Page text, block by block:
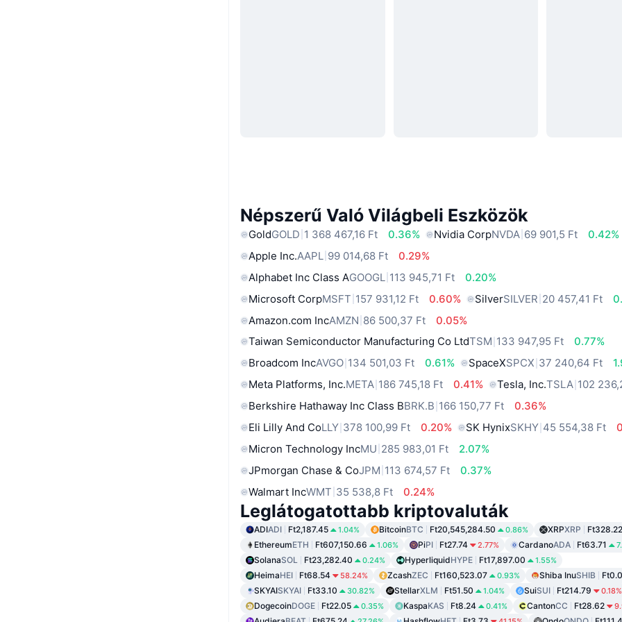
Népszerű Való Világbeli Eszközök
GoldGOLD 1 368 467,16 Ft 0.36% Nvidia CorpNVDA 69 901,5 Ft
0.42%
Apple Inc.AAPL 99 014,68 Ft
0.29%
Alphabet Inc Class AGOOGL 113 945,71 Ft
0.20%
Microsoft CorpMSFT 157 931,12 Ft 0.60% SilverSILVER 20 457,41 Ft
Amazon.com IncAMZN 86 500,37 Ft
0.05%
Taiwan Semiconductor Manufacturing Co LtdTSM 133 947,95 Ft
0.77%
Broadcom IncAVGO 134 501,03 Ft 0.61% SpaceXSPCX 37 240,64 Ft
Meta Platforms, Inc.META 186 745,18 Ft 0.41% Tesla, Inc.TSLA 102
Berkshire Hathaway Inc Class BBRK.B 166 150,77 Ft
0.36%
Eli Lilly And CoLLY 378 100,99 Ft 0.20% SK HynixSKHY 45 554,38 Ft
Micron Technology IncMU 285 983,01 Ft
2.07%
JPmorgan Chase & CoJPM 113 674,57 Ft
0.37%
Walmart IncWMT 35 538,8 Ft 0.24%
Leglátogatottabb kriptovaluták
ADIADI Ft2,187.45 1.04% BitcoinBTC Ft20,545,284.50 0.86% XRPXRP
Ft328.22
EthereumETH Ft607,150.66 1.06% PiPI Ft27.74 2.77% CardanoADA Ft63.71
SolanaSOL Ft23,282.40 0.24% HyperliquidHYPE Ft17,897.00 1.55%
HeimaHEI Ft68.54 58.24% ZcashZEC Ft160,523.07 0.93% Shiba InuSHIB
SKYAISKYAI Ft33.10 30.82% StellarXLM Ft51.50 1.04% SuiSUI Ft214.79 0.18%
DogecoinDOGE Ft22.05 0.35% KaspaKAS Ft8.24 0.41% CantonCC Ft28.62